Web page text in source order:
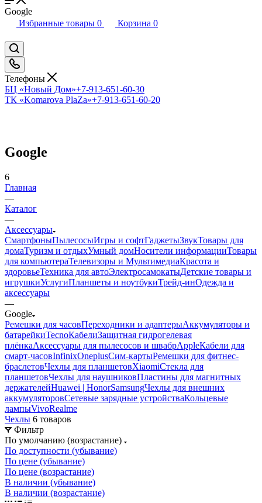
Google
Избранные товары 0 Корзина 0
Телефоны
БЦ «Новый Дом»+7-913-651-60-30
ТК «Komarova PlaZa»+7-913-651-60-20
Google
6
Главная
—
Каталог
—
Аксессуары
СмартфоныПылесосыИгры и софтГаджетыЗвукТовары для
домаТуризм и отдыхУмный домНосители информацииТовары
для компьютераТелевизоры и МультимедиаКрасота и
здоровьеТехника для автоЭлектросамокатыДетские товары и
игрушкиУслугиПланшеты и ноутбукиТрейд-инОдежда и
аксессуары
—
Google
Ремешки для часовПереходники и адаптерыАккумуляторы и
батарейкиTecnoКабелиЗащитная гидрогелевая
плёнкаАксессуары для пылесосов и швабрAppleКабели для
смарт-часовInfinixOneplusСим-картыРемешки для фитнес-
браслетовЧехлы для планшетовXiaomiСтекла для
планшетовЧехлы для наушниковПластины для магнитных
держателейHuawei | HonorSamsungЧехлы для внешних
аккумуляторовСетевые зарядные устройстваКольцевые
лампыVivoRealme
Чехлы 6 товаров
Фильтр
По умолчанию (возрастание)
По доступности (убывание)
По цене (убывание)
По цене (возрастание)
В наличии (убывание)
В наличии (возрастание)